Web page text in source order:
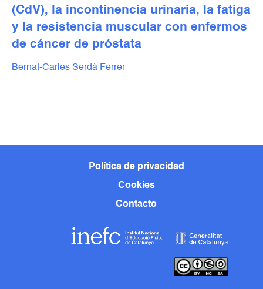
(CdV), la incontinencia urinaria, la fatiga
y la resistencia muscular con enfermos
de cáncer de próstata
Bernat-Carles Serdà Ferrer
Política de privacidad
Cookies
Contacto